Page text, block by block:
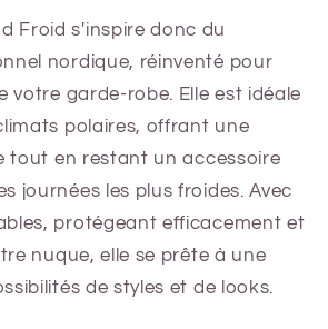
Froid s'inspire donc du
nordique, réinventé pour
votre garde-robe. Elle est idéale
polaires, offrant une
tout en restant un accessoire
journées les plus froides. Avec
protégeant efficacement et
nuque, elle se prête à une
de styles et de looks.